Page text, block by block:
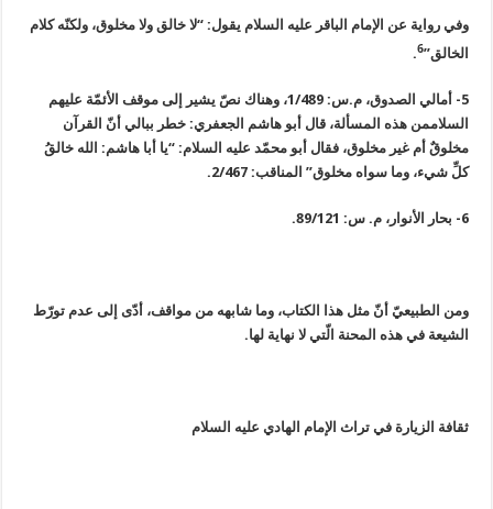
وفي رواية عن الإمام الباقر عليه السلام يقول: “لا خالق ولا مخلوق، ولكنّه كلام
الخالق”6
.
5- أمالي الصدوق، م.س: 1/489، وهناك نصّ يشير إلى موقف الأئمّة عليهم
السلاممن هذه المسألة، قال أبو هاشم الجعفري: خطر ببالي أنّ القرآن
مخلوقٌ أم غير مخلوق، فقال أبو محمّد عليه السلام: “يا أبا هاشم: الله خالقُ
كلِّ شيء، وما سواه مخلوق” المناقب: 2/467.
6- بحار الأنوار، م. س: 89/121.
ومن الطبيعيّ أنّ مثل هذا الكتاب، وما شابهه من مواقف، أدّى إلى عدم تورّط
الشيعة في هذه المحنة الّتي لا نهاية لها.
ثقافة الزيارة في تراث الإمام الهادي عليه السلام